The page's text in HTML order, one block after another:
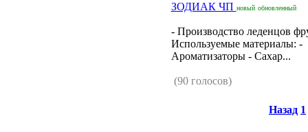
ЗОДИАК ЧП новый обновленный
- Производство леденцов
Используемые материалы: -
Ароматизаторы - Сахар...
(90 голосов)
Назад 1